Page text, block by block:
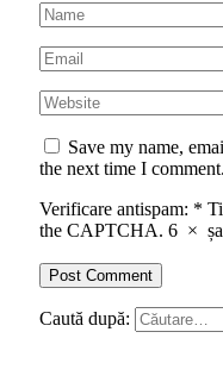
Save my name,
the next time I comment.
Verificare antispam: *
the CAPTCHA. 6 ×
Caută după: